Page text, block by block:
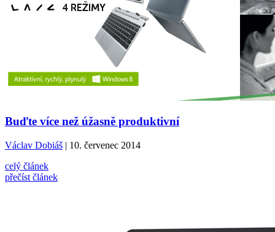
Buďte více než úžasně produktivní
Václav Dobiáš | 10. červenec 2014
celý článek
přečíst článek